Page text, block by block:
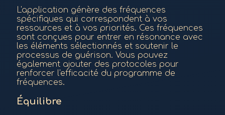
L'application génère des fréquences
spécifiques qui correspondent à vos
ressources et à vos priorités. Ces fréquences
sont conçues pour entrer en résonance avec
les éléments sélectionnés et soutenir le
processus de guérison. Vous pouvez
également ajouter des protocoles pour
renforcer l'efficacité du programme de
fréquences.
Équilibre